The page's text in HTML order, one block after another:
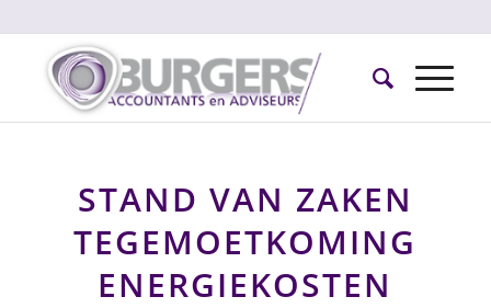
STAND VAN ZAKEN
TEGEMOETKOMING
ENERGIEKOSTEN